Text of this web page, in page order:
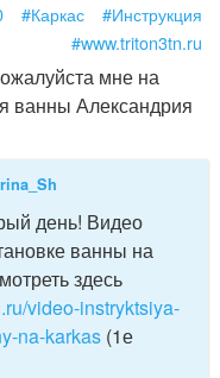
#Каркас
#Инструкция
#www.triton3tn.ru
мне на
ванны Александрия
день! Видео
ванны на
здесь
video-instryktsiya-
na-karkas (1е